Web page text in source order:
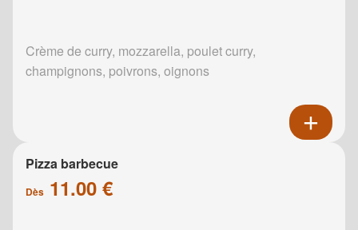
Crème de curry, mozzarella, poulet curry,
champignons, poivrons, oignons
Pizza barbecue
Dès 11.00 €